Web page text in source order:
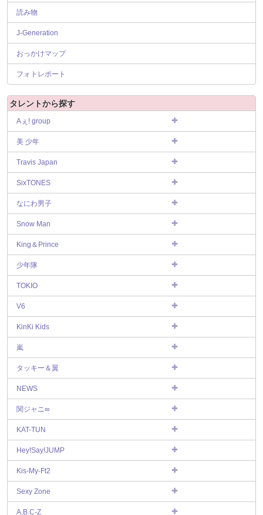
読み物
J-Generation
おっかけマップ
フォトレポート
タレントから探す
Aぇ! group
美 少年
Travis Japan
SixTONES
なにわ男子
Snow Man
King＆Prince
少年隊
TOKIO
V6
KinKi Kids
嵐
タッキー＆翼
NEWS
関ジャニ∞
KAT-TUN
Hey!Say!JUMP
Kis-My-Ft2
Sexy Zone
A.B.C-Z